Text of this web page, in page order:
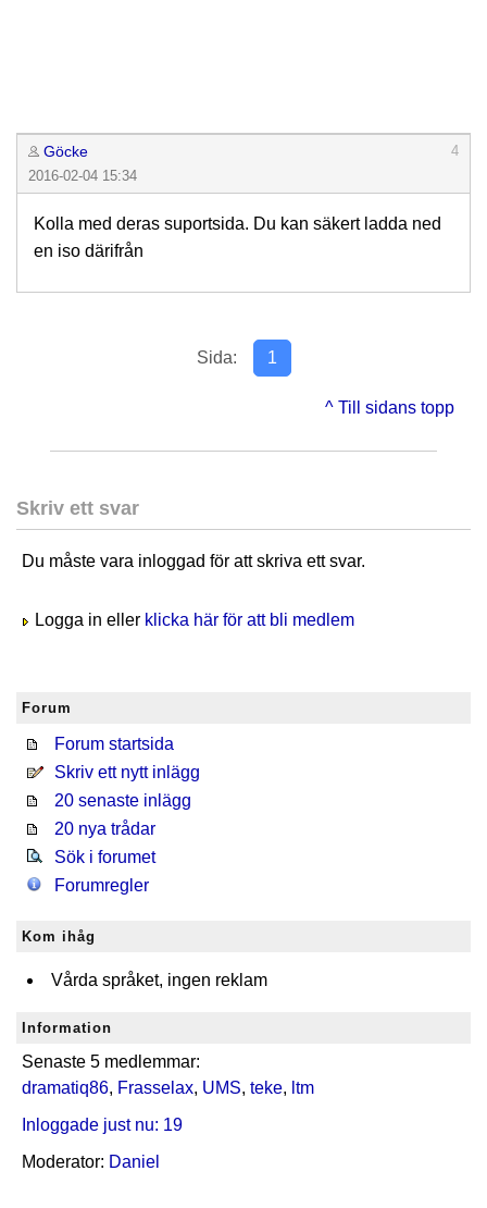
Göcke
4
2016-02-04 15:34
Kolla med deras suportsida. Du kan säkert ladda ned
en iso därifrån
Sida: 1
^ Till sidans topp
Skriv ett svar
Du måste vara inloggad för att skriva ett svar.
Logga in eller klicka här för att bli medlem
Forum
Forum startsida
Skriv ett nytt inlägg
20 senaste inlägg
20 nya trådar
Sök i forumet
Forumregler
Kom ihåg
Vårda språket, ingen reklam
Information
Senaste 5 medlemmar:
dramatiq86, Frasselax, UMS, teke, ltm
Inloggade just nu: 19
Moderator: Daniel